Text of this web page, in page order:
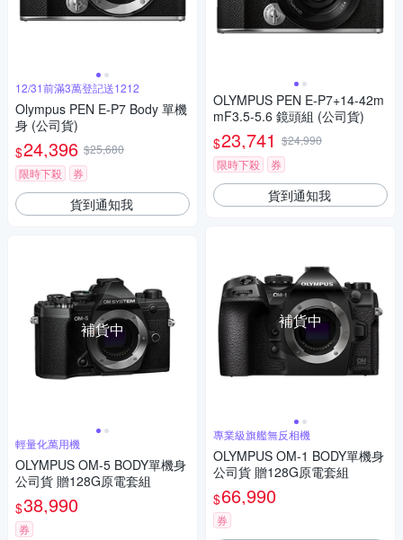
12/31前滿3萬登記送1212
Olympus PEN E-P7 Body 單機
身 (公司貨)
$24,396 $25,680
限時下殺
券
貨到通知我
補貨中
輕量化萬用機
OLYMPUS OM-5 BODY單機身
公司貨 贈128G原電套組
$38,990
券
OLYMPUS PEN E-P7+14-42m
mF3.5-5.6 鏡頭組 (公司貨)
$23,741 $24,990
限時下殺
券
貨到通知我
補貨中
專業級旗艦無反相機
OLYMPUS OM-1 BODY單機身
公司貨 贈128G原電套組
$66,990
券